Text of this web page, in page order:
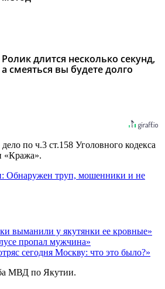
Ролик длится несколько секунд,
а смеяться вы будете долго
по ч.3 ст.158 Уголовного кодекса
«Кража».
Обнаружен труп, мошенники и не
выманили у якутянки ее кровные»
пропал мужчина»
сегодня Москву: что это было?»
МВД по Якутии.